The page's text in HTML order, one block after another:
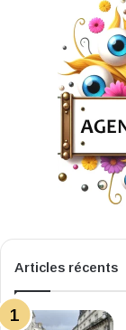
Articles récents